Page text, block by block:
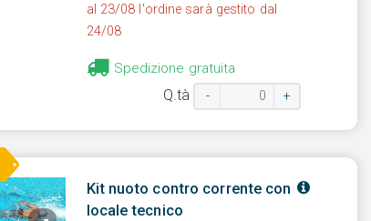
al 23/08 l'ordine sarà gestito dal
24/08
Spedizione gratuita
Q.tà - +
Kit nuoto contro corrente con
locale tecnico